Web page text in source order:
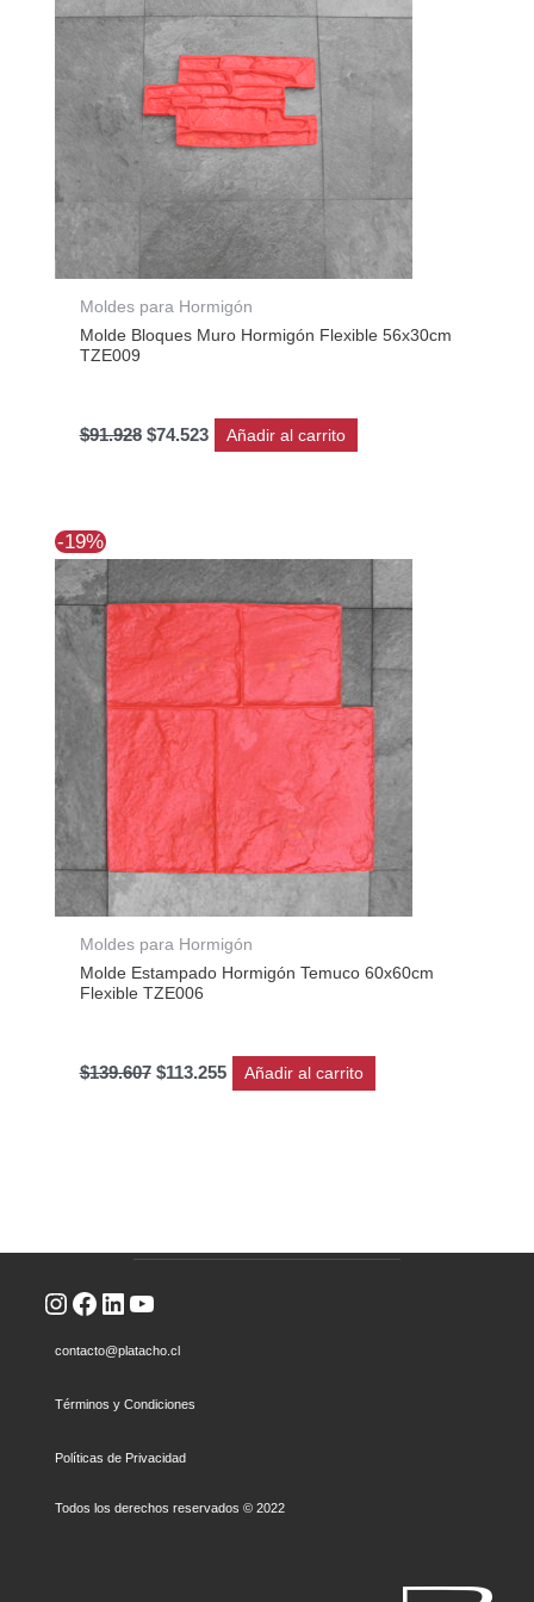
Moldes para Hormigón
Molde Bloques Muro Hormigón Flexible 56x30cm
TZE009
$91.928 $74.523 Añadir al carrito
-19%
Moldes para Hormigón
Molde Estampado Hormigón Temuco 60x60cm
Flexible TZE006
$139.607
precio
original
era:
$139.607.
$113.255
precio
actual
es:
$113.255.
Añadir al carrito
Instagram
Facebook
LinkedIn
YouTube
contacto@platacho.cl
Términos y Condiciones
Políticas de Privacidad
Todos los derechos reservados © 2022